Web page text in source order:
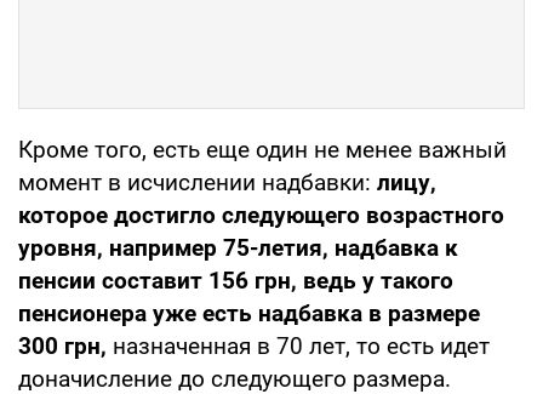
Кроме того, есть еще один не менее важный
момент в исчислении надбавки: лицу,
которое достигло следующего возрастного
уровня, например 75-летия, надбавка к
пенсии составит 156 грн, ведь у такого
пенсионера уже есть надбавка в размере
300 грн, назначенная в 70 лет, то есть идет
доначисление до следующего размера.